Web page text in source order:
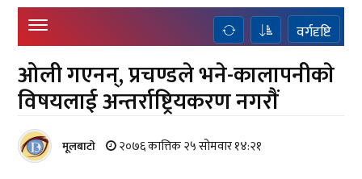
वर्गदृष्टि
ओली गएनन्, प्रचण्डले भने-कालापनीकाे
विषयलाई अन्तर्राष्ट्रियकरण नगराैं
मूलबाटाे २०७६ कात्तिक २५ सोमवार १४:२१